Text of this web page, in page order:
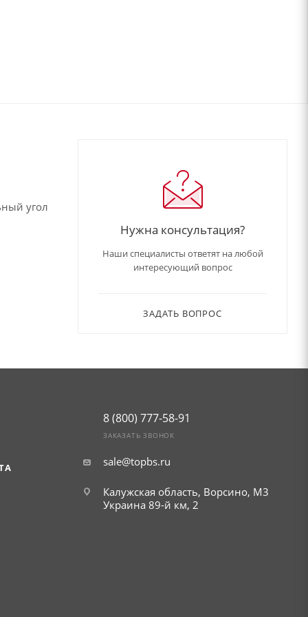
угол
Нужна консультация?
Наши специалисты ответят на любой
интересующий вопрос
ЗАДАТЬ ВОПРОС
8 (800) 777-58-91
ЗАКАЗАТЬ ЗВОНОК
sale@topbs.ru
Калужская область, Ворсино, М3
Украина 89-й км, 2